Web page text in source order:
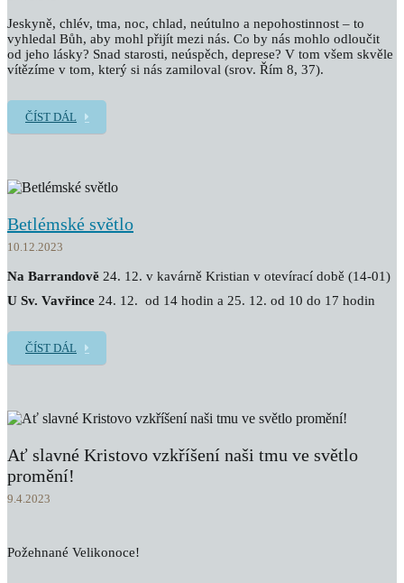
Jeskyně, chlév, tma, noc, chlad, neútulno a nepohostinnost – to
vyhledal Bůh, aby mohl přijít mezi nás. Co by nás mohlo odloučit
od jeho lásky? Snad starosti, neúspěch, deprese? V tom všem skvěle
vítězíme v tom, který si nás zamiloval (srov. Řím 8, 37).
ČÍST DÁL
Betlémské světlo
10.12.2023
Na Barrandově 24. 12. v kavárně Kristian v otevírací době (14-01)
U Sv. Vavřince 24. 12. od 14 hodin a 25. 12. od 10 do 17 hodin
ČÍST DÁL
Ať slavné Kristovo vzkříšení naši tmu ve světlo
promění!
9.4.2023
Požehnané Velikonoce!